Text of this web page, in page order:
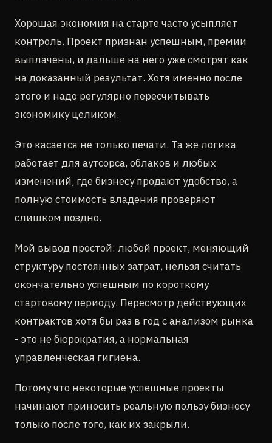
Хорошая экономия на старте часто усыпляет
контроль. Проект признан успешным, премии
выплачены, и дальше на него уже смотрят как
на доказанный результат. Хотя именно после
этого и надо регулярно пересчитывать
экономику целиком.
Это касается не только печати. Та же логика
работает для аутсорса, облаков и любых
изменений, где бизнесу продают удобство, а
полную стоимость владения проверяют
слишком поздно.
Мой вывод простой: любой проект, меняющий
структуру постоянных затрат, нельзя считать
окончательно успешным по короткому
стартовому периоду. Пересмотр действующих
контрактов хотя бы раз в год с анализом рынка
- это не бюрократия, а нормальная
управленческая гигиена.
Потому что некоторые успешные проекты
начинают приносить реальную пользу бизнесу
только после того, как их закрыли.